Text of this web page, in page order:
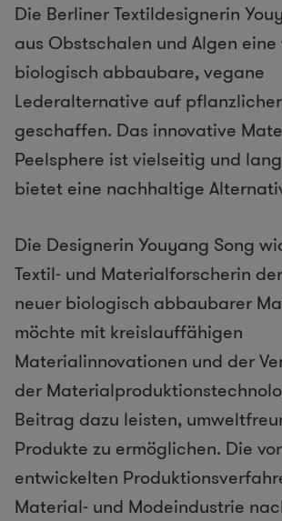
Die Berliner Textildesignerin
aus Obstschalen und Algen
biologisch abbaubare, vegane
Lederalternative auf
geschaffen. Das innovative
Peelsphere ist vielseitig und
bietet eine nachhaltige
Die Designerin Youyang Song
Textil- und Materialforscherin
neuer biologisch abbaubarer
möchte mit kreislauffähigen
Materialinnovationen und der
der
Beitrag dazu leisten,
Produkte zu ermöglichen. Die
entwickelten
Material- und Modeindustrie